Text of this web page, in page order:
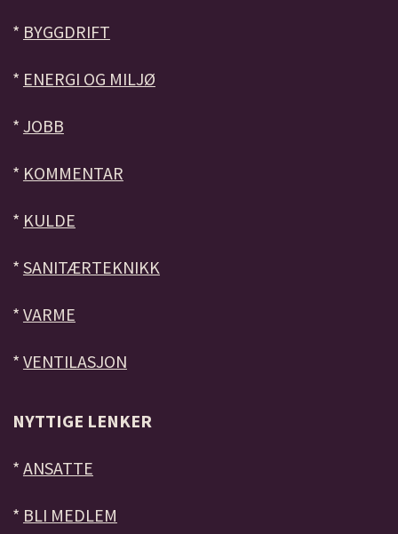
* BYGGDRIFT
* ENERGI OG MILJØ
* JOBB
* KOMMENTAR
* KULDE
* SANITÆRTEKNIKK
* VARME
* VENTILASJON
NYTTIGE LENKER
* ANSATTE
* BLI MEDLEM